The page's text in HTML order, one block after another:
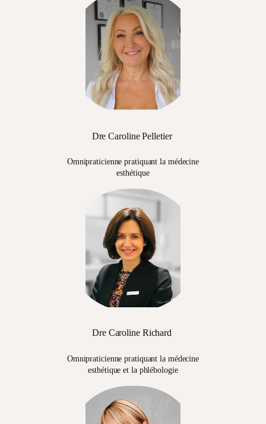
Dre Caroline Pelletier
Omnipraticienne pratiquant la médecine
esthétique
Dre Caroline Richard
Omnipraticienne pratiquant la médecine
esthétique et la phlébologie